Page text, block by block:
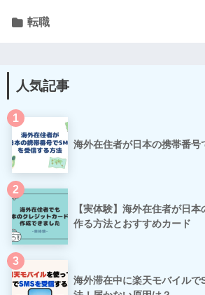
転職
人気記事
1
海外在住者が日本の携帯番号
2
【実体験】海外在住者が日
作る方法とおすすめカード
3
海外滞在中に楽天モバイルで